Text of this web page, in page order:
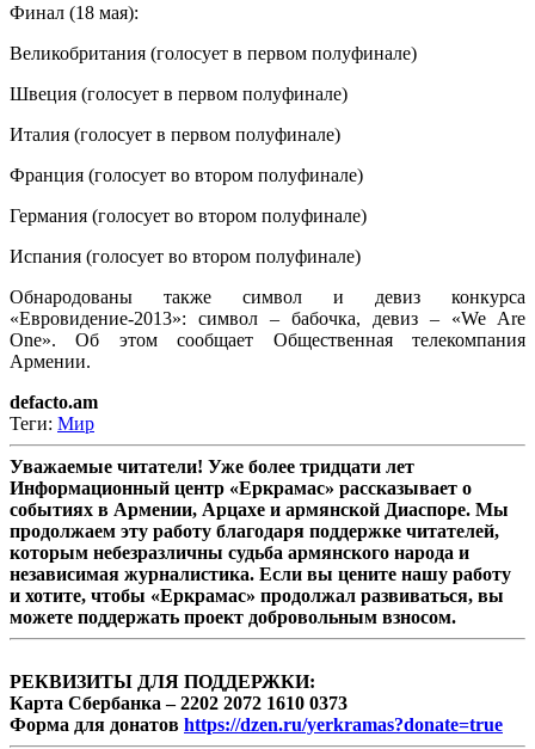
Финал (18 мая):
Великобритания (голосует в первом полуфинале)
Швеция (голосует в первом полуфинале)
Италия (голосует в первом полуфинале)
Франция (голосует во втором полуфинале)
Германия (голосует во втором полуфинале)
Испания (голосует во втором полуфинале)
Обнародованы также символ и девиз конкурса
«Евровидение-2013»: символ – бабочка, девиз – «We Are
One». Об этом сообщает Общественная телекомпания
Армении.
defacto.am
Теги: Мир
Уважаемые читатели! Уже более тридцати лет
Информационный центр «Еркрамас» рассказывает о
событиях в Армении, Арцахе и армянской Диаспоре. Мы
продолжаем эту работу благодаря поддержке читателей,
которым небезразличны судьба армянского народа и
независимая журналистика. Если вы цените нашу работу
и хотите, чтобы «Еркрамас» продолжал развиваться, вы
можете поддержать проект добровольным взносом.
РЕКВИЗИТЫ ДЛЯ ПОДДЕРЖКИ:
Карта Сбербанка – 2202 2072 1610 0373
Форма для донатов https://dzen.ru/yerkramas?donate=true